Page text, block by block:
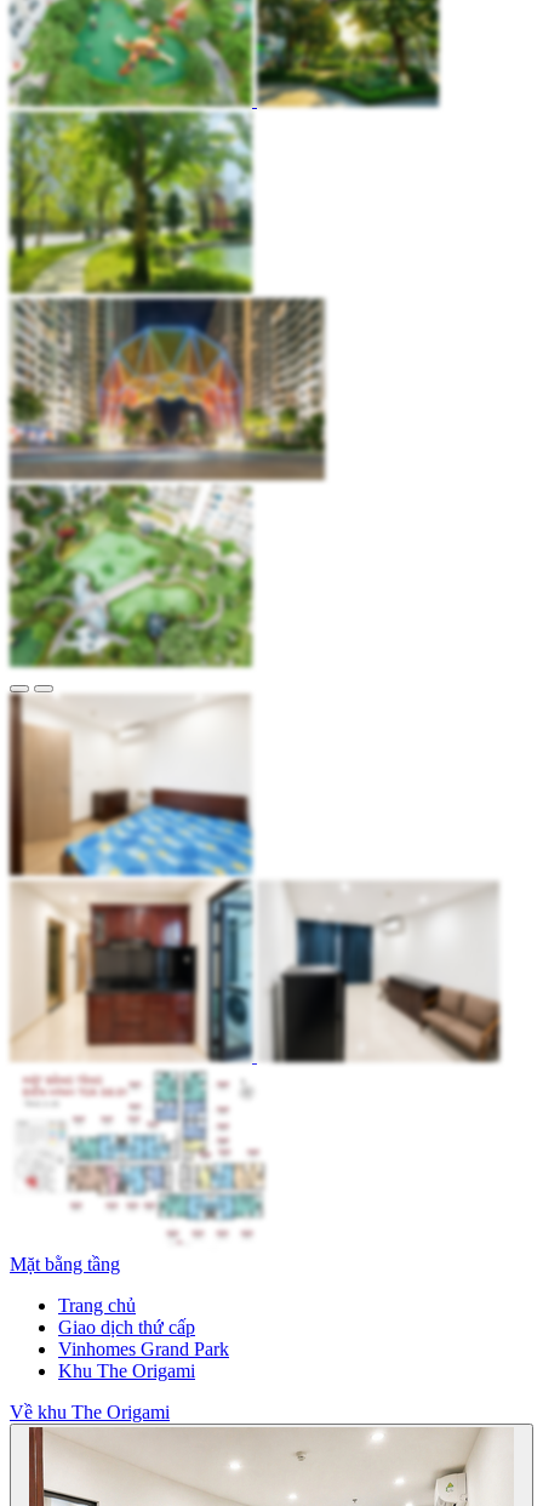
Mặt bằng tầng
Trang chủ
Giao dịch thứ cấp
Vinhomes Grand Park
Khu The Origami
Về khu The Origami